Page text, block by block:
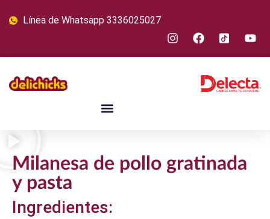
Línea de Whatsapp 3336025027
Milanesa de pollo gratinada
y pasta
Ingredientes: